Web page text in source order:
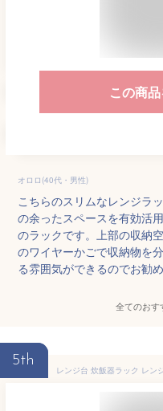
この商
オロロ(40代・男性)
こちらのスリムなレンジラ
の余ったスペースを有効活
のラックです。上部の収納
のワイヤーかごで収納物を
る雰囲気ができるのでお勧め
全てのおす
5th